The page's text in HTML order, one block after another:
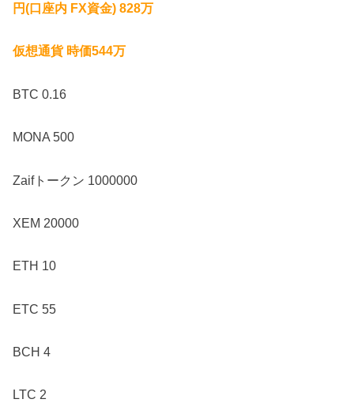
円(口座内 FX資金) 828万
仮想通貨 時価544万
BTC 0.16
MONA 500
Zaifトークン 1000000
XEM 20000
ETH 10
ETC 55
BCH 4
LTC 2